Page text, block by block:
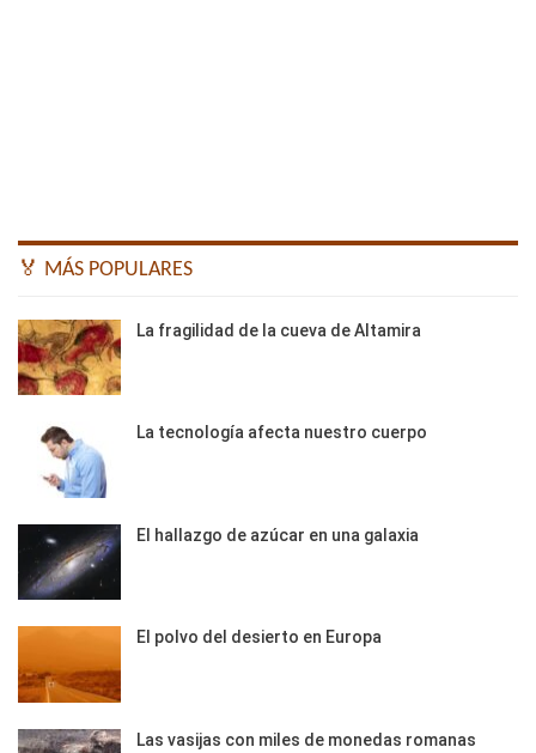
🏅 MÁS POPULARES
La fragilidad de la cueva de Altamira
La tecnología afecta nuestro cuerpo
El hallazgo de azúcar en una galaxia
El polvo del desierto en Europa
Las vasijas con miles de monedas romanas